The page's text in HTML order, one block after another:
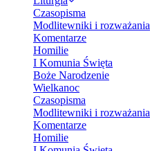
Czasopisma
Modlitewniki i rozważania
Komentarze
Homilie
I Komunia Święta
Boże Narodzenie
Wielkanoc
Czasopisma
Modlitewniki i rozważania
Komentarze
Homilie